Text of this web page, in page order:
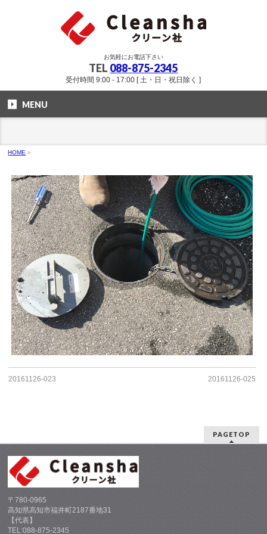
お気軽にお電話下さい
TEL 088-875-2345
受付時間 9:00 - 17:00 [ 土・日・祝日除く ]
MENU
HOME »
20161126-023 20161126-025
PAGETOP
〒780-0965
高知県高知市福井町2187番地31
【代表】
TEL:088-875-2345